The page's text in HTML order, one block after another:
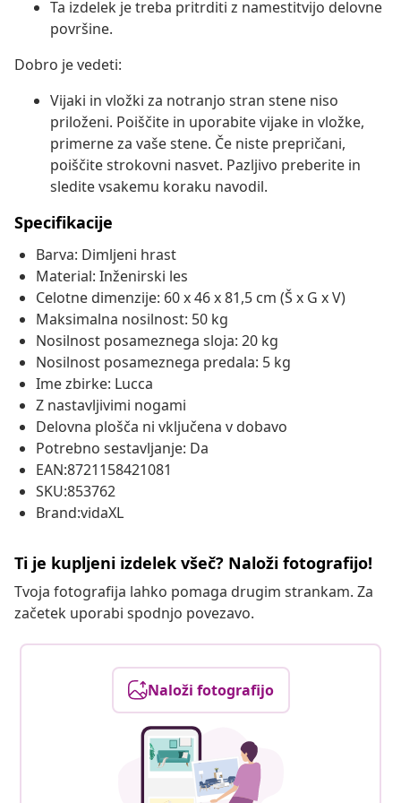
Ta izdelek je treba pritrditi z namestitvijo delovne
površine.
Dobro je vedeti:
Vijaki in vložki za notranjo stran stene niso
priloženi. Poiščite in uporabite vijake in vložke,
primerne za vaše stene. Če niste prepričani,
poiščite strokovni nasvet. Pazljivo preberite in
sledite vsakemu koraku navodil.
Specifikacije
Barva: Dimljeni hrast
Material: Inženirski les
Celotne dimenzije: 60 x 46 x 81,5 cm (Š x G x V)
Maksimalna nosilnost: 50 kg
Nosilnost posameznega sloja: 20 kg
Nosilnost posameznega predala: 5 kg
Ime zbirke: Lucca
Z nastavljivimi nogami
Delovna plošča ni vključena v dobavo
Potrebno sestavljanje: Da
EAN:8721158421081
SKU:853762
Brand:vidaXL
Ti je kupljeni izdelek všeč? Naloži fotografijo!
Tvoja fotografija lahko pomaga drugim strankam. Za
začetek uporabi spodnjo povezavo.
Naloži fotografijo